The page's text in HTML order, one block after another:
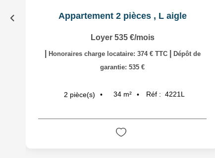
Appartement 2 pièces , L aigle
Loyer 535 €/mois
Honoraires charge locataire: 374 € TTC
Dépôt de
garantie: 535 €
2 pièce(s) 34 m² Réf : 4221L